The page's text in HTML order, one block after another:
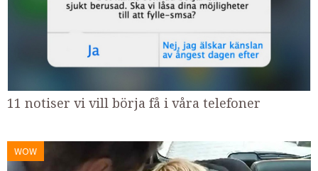
11 notiser vi vill börja få i våra telefoner
WOW